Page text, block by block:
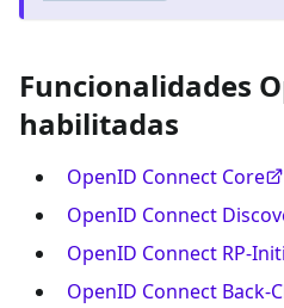
Funcionalidades
habilitadas
OpenID Connect Core
OpenID Connect
OpenID Connect RP-
OpenID Connect Back-